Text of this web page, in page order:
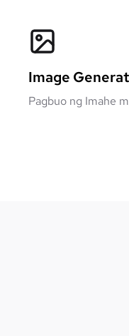
Image
Pagbuo ng Imahe